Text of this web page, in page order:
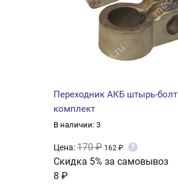
Переходник АКБ штырь-болт
комплект
В наличии: 3
Цена:170 ₽ 162 ₽ ?
Скидка 5% за самовывоз
8 ₽